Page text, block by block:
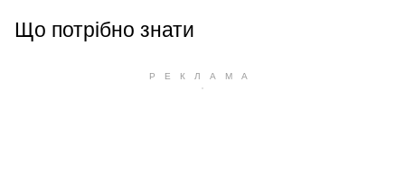
Що потрібно знати